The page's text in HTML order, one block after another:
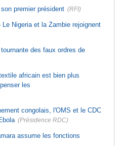
équitable par tous les moyens
édition du Saïdia Music Festival
premier président (RFI)
Nigeria et la Zambie rejoignent
des faux ordres de
africain est bien plus
les
congolais, l'OMS et le CDC
(Présidence RDC)
assume les fonctions